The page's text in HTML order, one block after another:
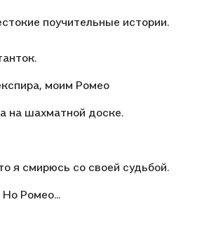
поучительные истории.
моим Ромео
на шахматной доске.
я смирюсь со своей судьбой.
Ромео...